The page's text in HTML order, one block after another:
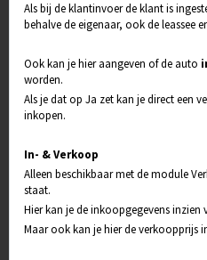
Als bij de klantinvoer de klant is
behalve de eigenaar, ook de leassee
Ook kan je hier aangeven of de auto
worden.
Als je dat op Ja zet kan je direct een
inkopen.
In- & Verkoop
Alleen beschikbaar met de module
staat.
Hier kan je de inkoopgegevens inzien
Maar ook kan je hier de verkoopprijs